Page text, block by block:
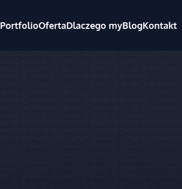
PortfolioOfertaDlaczego myBlogKontakt